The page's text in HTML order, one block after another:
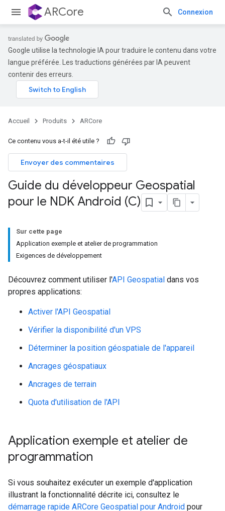
ARCore Connexion
Google utilise la technologie IA pour traduire le contenu dans votre
langue préférée. Les traductions générées par IA peuvent
contenir des erreurs.
Accueil Produits ARCore
Ce contenu vous a-t-il été utile ?
Envoyer des commentaires
Guide du développeur Geospatial
pour le NDK Android (C)
Sur cette page
Application exemple et atelier de programmation
Exigences de développement
Découvrez comment utiliser l'API Geospatial dans vos
propres applications:
Activer l'API Geospatial
Vérifier la disponibilité d'un VPS
Déterminer la position géospatiale de l'appareil
Ancrages géospatiaux
Ancrages de terrain
Quota d'utilisation de l'API
Application exemple et atelier de
programmation
Si vous souhaitez exécuter un exemple d'application
illustrant la fonctionnalité décrite ici, consultez le
démarrage rapide ARCore Geospatial pour Android pour